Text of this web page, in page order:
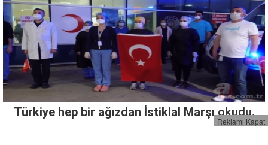
Türkiye hep bir ağızdan İstiklal Marşı okudu.
Reklamı Kapat